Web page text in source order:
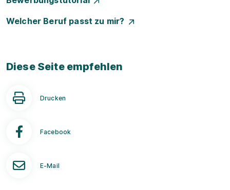
Welcher Beruf passt zu mir?
Diese Seite empfehlen
Drucken
Facebook
E-Mail